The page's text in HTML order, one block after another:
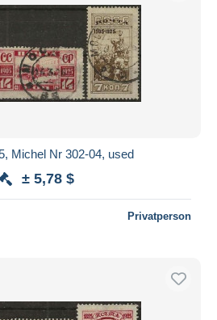
Michel Nr 302-04, used
± 5,78 $
Privatperson